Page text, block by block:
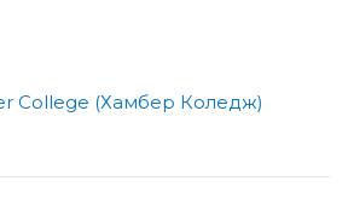
College (Хамбер Коледж)